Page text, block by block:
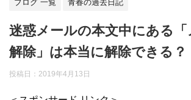
ブログ 一覧 青春の過去日記
迷惑メールの本文中にある
解除」は本当に解除できる？
投稿日： 2019年4月13日